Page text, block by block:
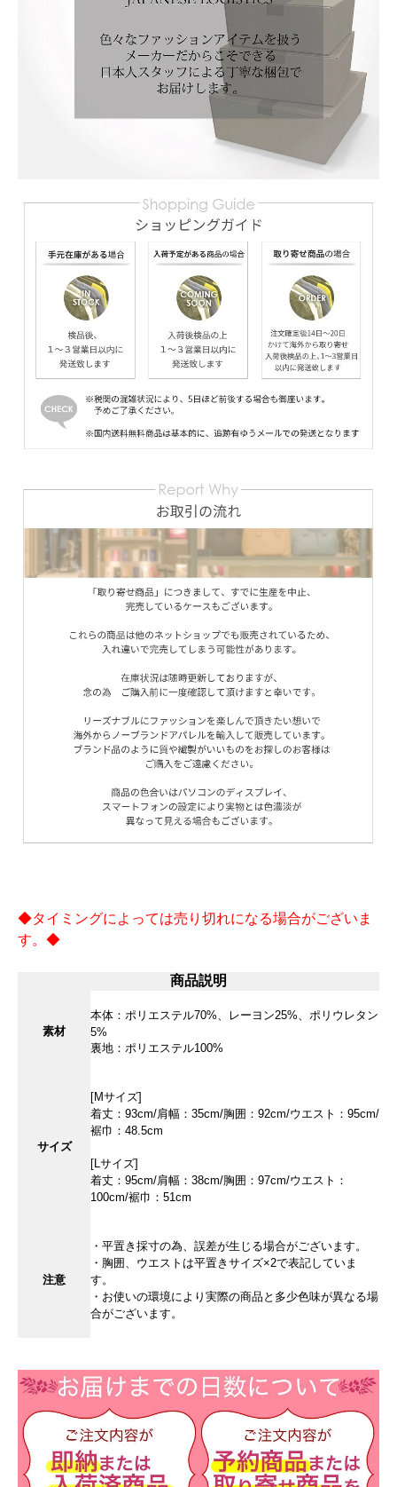
◆タイミングによっては売り切れになる場合がございま
す。◆
商品説明
素材
本体：ポリエステル70%、レーヨン25%、ポリウレタン
5%
裏地：ポリエステル100%
サイズ
[Mサイズ]
着丈：93cm/肩幅：35cm/胸囲：92cm/ウエスト：95cm/
裾巾：48.5cm
[Lサイズ]
着丈：95cm/肩幅：38cm/胸囲：97cm/ウエスト：
100cm/裾巾：51cm
注意
・平置き採寸の為、誤差が生じる場合がございます。
・胸囲、ウエストは平置きサイズ×2で表記していま
す。
・お使いの環境により実際の商品と多少色味が異なる場
合がございます。